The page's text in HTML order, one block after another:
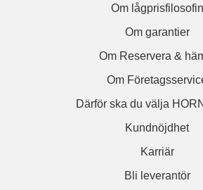
Om lågprisfilosofin
Om garantier
Om Reservera &
Om
Därför ska du välja
Kundnöjdhet
Karriär
Bli leverantör